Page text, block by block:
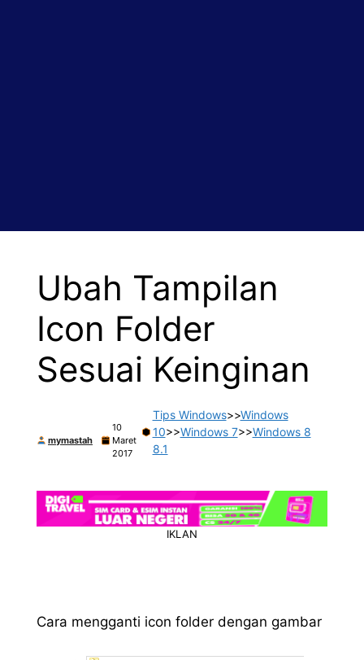
Ubah Tampilan
Icon Folder
Sesuai Keinginan
mymastah
10
Maret
2017
Tips Windows>>Windows
10>>Windows 7>>Windows 8
8.1
IKLAN
Cara mengganti icon folder dengan gambar